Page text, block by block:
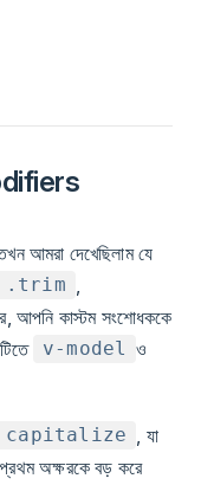
আমরা দেখেছিলাম যে
.trim
আপনি কাস্টম সংশোধককে
v-model ও
capitalize , যা
প্রথম অক্ষরকে বড় করে